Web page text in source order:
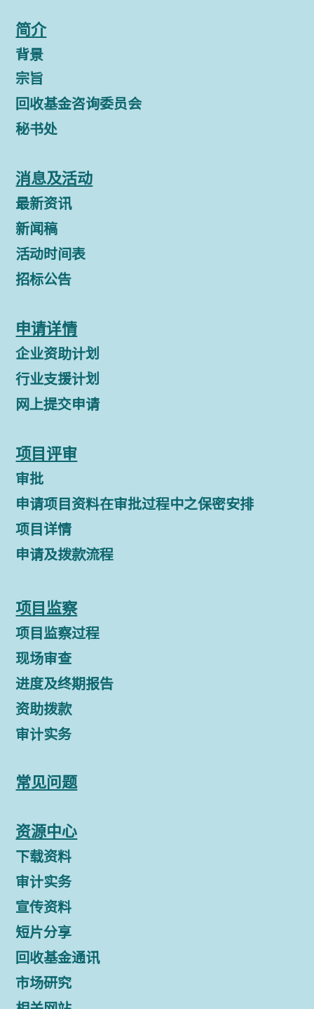
简介
背景
宗旨
回收基金咨询委员会
秘书处
消息及活动
最新资讯
新闻稿
活动时间表
招标公告
申请详情
企业资助计划
行业支援计划
网上提交申请
项目评审
审批
申请项目资料在审批过程中之保密安排
项目详情
申请及拨款流程
项目监察
项目监察过程
现场审查
进度及终期报告
资助拨款
审计实务
常见问题
资源中心
下载资料
审计实务
宣传资料
短片分享
回收基金通讯
市场研究